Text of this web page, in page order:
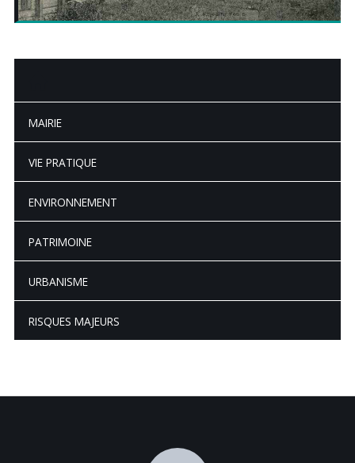
MAIRIE
VIE PRATIQUE
ENVIRONNEMENT
PATRIMOINE
URBANISME
RISQUES MAJEURS